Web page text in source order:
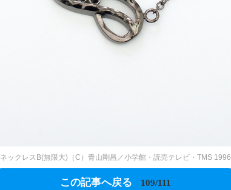
ネックレスB(無限大)（C）青山剛昌／小学館・読売テレビ・TMS 1996
この記事へ戻る 109/111